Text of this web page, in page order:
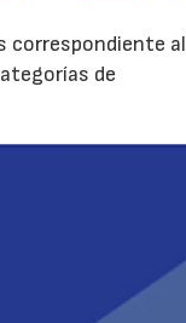
correspondiente al
de